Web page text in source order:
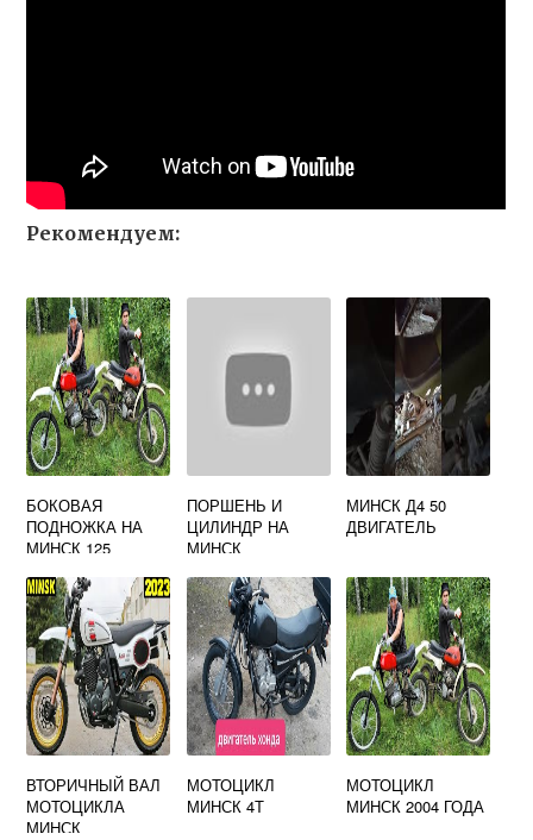
Рекомендуем:
БОКОВАЯ
ПОДНОЖКА НА
МИНСК 125
ПОРШЕНЬ И
ЦИЛИНДР НА
МИНСК
МИНСК Д4 50
ДВИГАТЕЛЬ
ВТОРИЧНЫЙ ВАЛ
МОТОЦИКЛА
МИНСК
МОТОЦИКЛ
МИНСК 4Т
МОТОЦИКЛ
МИНСК 2004 ГОДА